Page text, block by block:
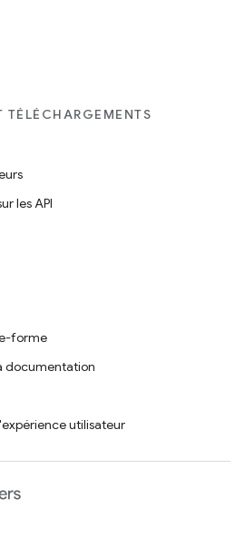
les API
forme
documentation
utilisateur